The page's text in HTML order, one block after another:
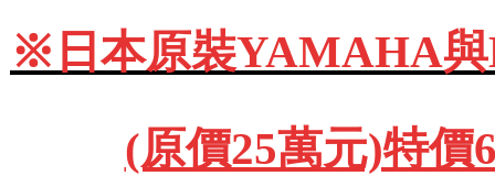
※日本原裝YAMAHA與
(原價25萬元)特價